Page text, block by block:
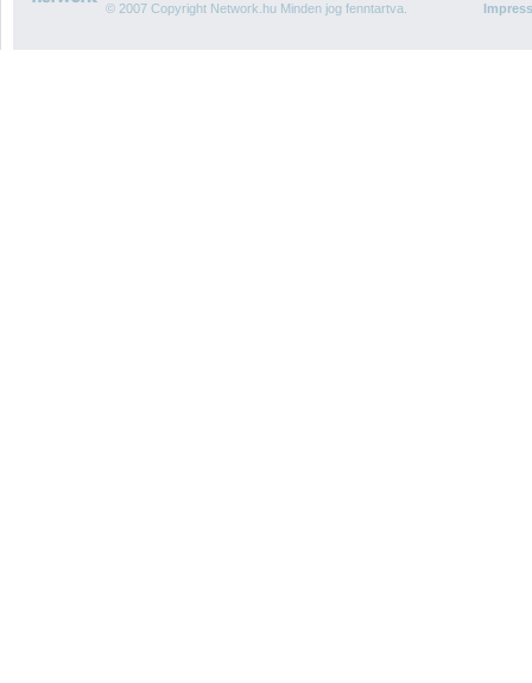
© 2007 Copyright Network.hu Minden jog fenntartva.